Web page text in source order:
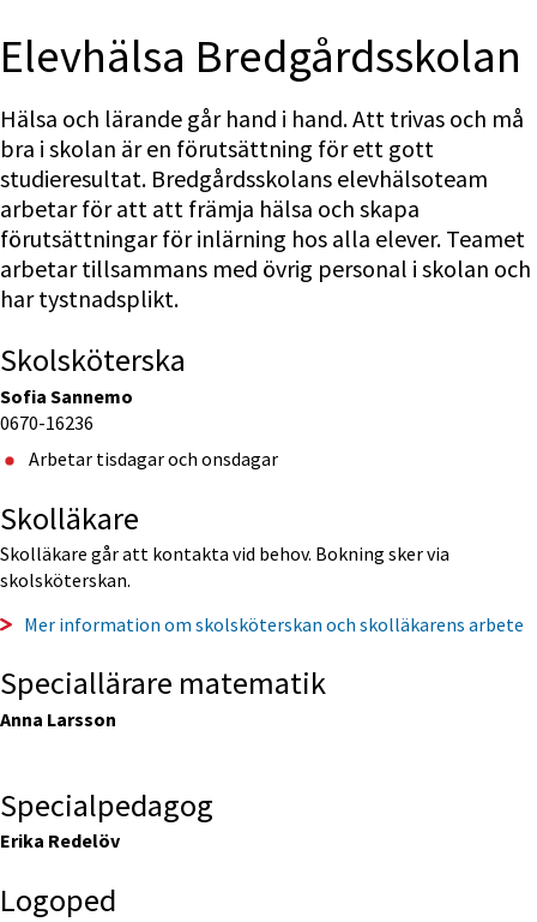
Elevhälsa Bredgårdsskolan
Hälsa och lärande går hand i hand. Att trivas och må
bra i skolan är en förutsättning för ett gott
studieresultat. Bredgårdsskolans elevhälsoteam
arbetar för att att främja hälsa och skapa
förutsättningar för inlärning hos alla elever. Teamet
arbetar tillsammans med övrig personal i skolan och
har tystnadsplikt.
Skolsköterska
Sofia Sannemo
0670-16236
Arbetar tisdagar och onsdagar
Skolläkare
Skolläkare går att kontakta vid behov. Bokning sker via
skolsköterskan.
Mer information om skolsköterskan och skolläkarens arbete
Speciallärare matematik
Anna Larsson
Specialpedagog
Erika Redelöv
Logoped